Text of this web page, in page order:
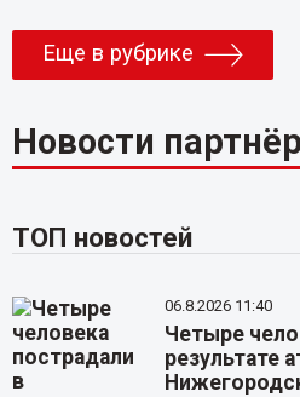
Еще в рубрике
Новости
ТОП новостей
06.8.2026 11:40
Четыре
результате